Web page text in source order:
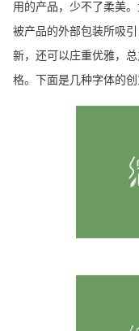
用的产品，少不了柔美
被产品的外部包装所吸
新，还可以庄重优雅，
格。下面是几种字体的创